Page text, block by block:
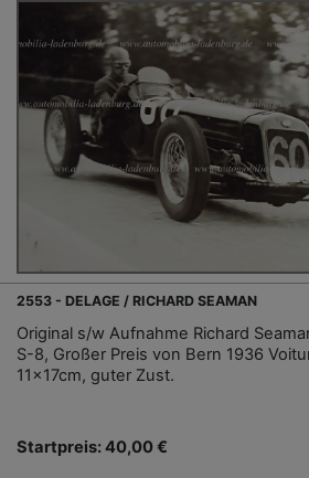
2553 - DELAGE / RICHARD SEAMAN
Original s/w Aufnahme Richard
S-8, Großer Preis von Bern 1936
11x17cm, guter Zust.
Startpreis: 40,00 €